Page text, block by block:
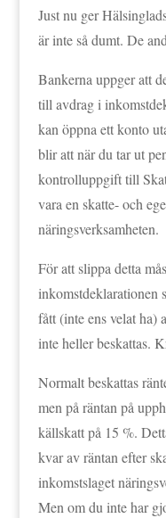
Just nu ger
är inte så dumt. De
Bankerna uppger att
till avdrag i
kan öppna ett konto
blir att när du tar ut
kontrolluppgift till
vara en skatte- och
näringsverksamheten.
För att slippa detta
inkomstdeklarationen
fått (inte ens velat ha)
inte heller beskattas.
Normalt beskattas
men på räntan på
källskatt på 15 %.
kvar av räntan efter
inkomstslaget
Men om du inte har